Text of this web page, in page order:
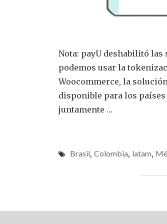
Nota: payU deshabilitó
podemos usar la
Woocommerce, la
disponible para los países
juntamente …
Brasil, Colombia, latam,